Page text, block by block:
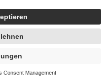
4419944605341
Zuhilfenahme künstlicher